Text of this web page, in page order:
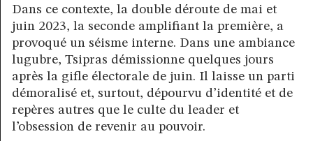
Dans ce contexte, la double déroute de mai et
juin 2023, la seconde amplifiant la première, a
provoqué un séisme interne. Dans une ambiance
lugubre, Tsipras démissionne quelques jours
après la gifle électorale de juin. Il laisse un parti
démoralisé et, surtout, dépourvu d’identité et de
repères autres que le culte du leader et
l’obsession de revenir au pouvoir.